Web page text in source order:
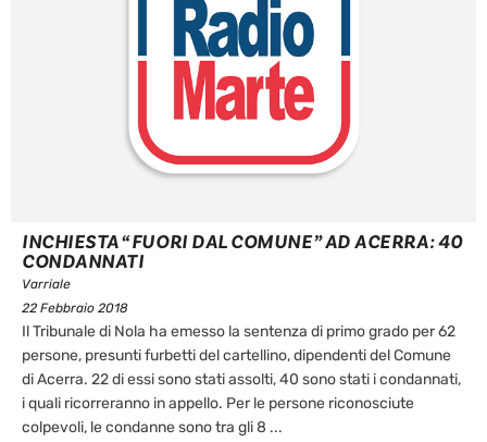
INCHIESTA “FUORI DAL COMUNE” AD ACERRA: 40
CONDANNATI
Varriale
22 Febbraio 2018
Il Tribunale di Nola ha emesso la sentenza di primo grado per 62
persone, presunti furbetti del cartellino, dipendenti del Comune
di Acerra. 22 di essi sono stati assolti, 40 sono stati i condannati,
i quali ricorreranno in appello. Per le persone riconosciute
colpevoli, le condanne sono tra gli 8 ...